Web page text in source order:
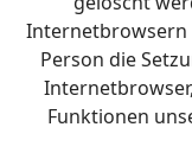
Internetbrowsern
Person die
Funktionen